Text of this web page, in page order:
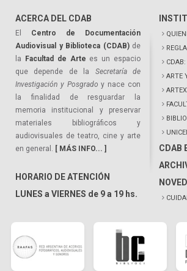
ACERCA DEL CDAB
El Centro de Documentación
Audiovisual y Biblioteca (CDAB)de
la
Facultad de Arte es un espacio
que depende de la Secretaría de
Investigación y Posgrado y nace con
la finalidad de resguardar la
memoria institucional y preservar
materiales bibliográficos y
audiovisuales de teatro, cine y arte
en general. [ MÁS INFO... ]
HORARIO DE ATENCIÓN
LUNES a VIERNES de 9 a 19 hs.
ARTE
CDAB